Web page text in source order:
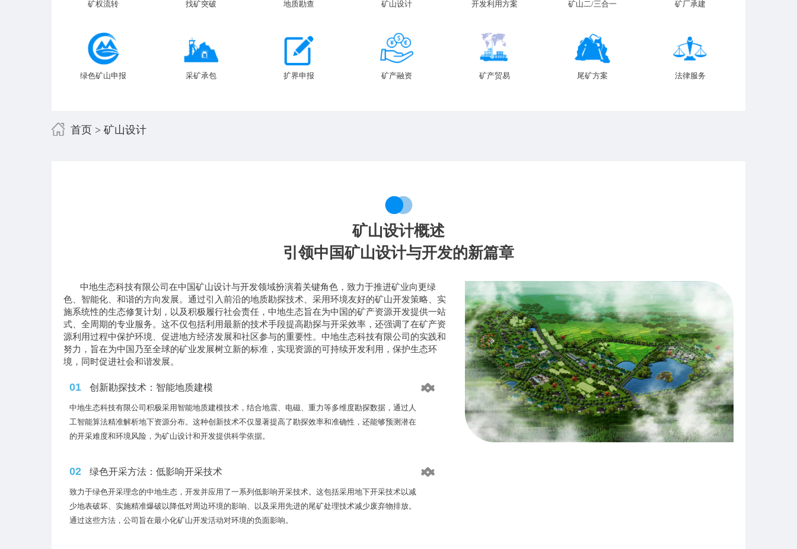
矿权流转 找矿突破 地质勘查 矿山设计 开发利用方案 矿山二/三合一 矿厂承建
绿色矿山申报 采矿承包 扩界申报 矿产融资 矿产贸易 尾矿方案 法律服务
首页 > 矿山设计
矿山设计概述
引领中国矿山设计与开发的新篇章
中地生态科技有限公司在中国矿山设计与开发领域扮演着关键角色，致力于推进矿业向更绿
色、智能化、和谐的方向发展。通过引入前沿的地质勘探技术、采用环境友好的矿山开发策略、实
施系统性的生态修复计划，以及积极履行社会责任，中地生态旨在为中国的矿产资源开发提供一站
式、全周期的专业服务。这不仅包括利用最新的技术手段提高勘探与开采效率，还强调了在矿产资
源利用过程中保护环境、促进地方经济发展和社区参与的重要性。中地生态科技有限公司的实践和
努力，旨在为中国乃至全球的矿业发展树立新的标准，实现资源的可持续开发利用，保护生态环
境，同时促进社会和谐发展。
01 创新勘探技术：智能地质建模
中地生态科技有限公司积极采用智能地质建模技术，结合地震、电磁、重力等多维度勘探数据，通过人
工智能算法精准解析地下资源分布。这种创新技术不仅显著提高了勘探效率和准确性，还能够预测潜在
的开采难度和环境风险，为矿山设计和开发提供科学依据。
02 绿色开采方法：低影响开采技术
致力于绿色开采理念的中地生态，开发并应用了一系列低影响开采技术。这包括采用地下开采技术以减
少地表破坏、实施精准爆破以降低对周边环境的影响、以及采用先进的尾矿处理技术减少废弃物排放。
通过这些方法，公司旨在最小化矿山开发活动对环境的负面影响。